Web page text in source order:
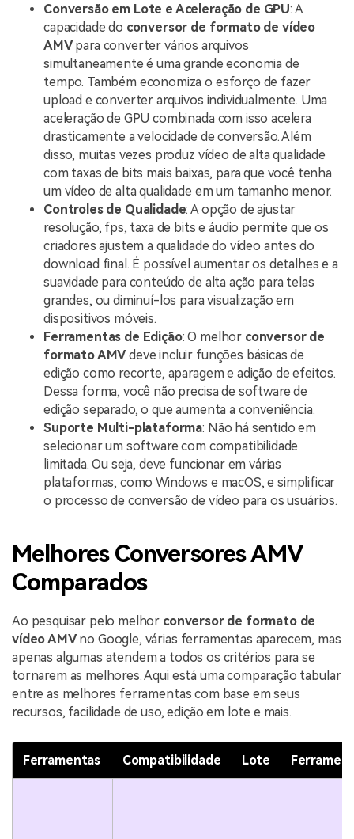
Conversão em Lote e Aceleração de GPU: A
capacidade do conversor de formato de vídeo
AMVpara converter vários arquivos
simultaneamente é uma grande economia de
tempo. Também economiza o esforço de fazer
upload e converter arquivos individualmente. Uma
aceleração de GPU combinada com isso acelera
drasticamente a velocidade de conversão. Além
disso, muitas vezes produz vídeo de alta qualidade
com taxas de bits mais baixas, para que você tenha
um vídeo de alta qualidade em um tamanho menor.
Controles de Qualidade: A opção de ajustar
resolução, fps, taxa de bits e áudio permite que os
criadores ajustem a qualidade do vídeo antes do
download final. É possível aumentar os detalhes e a
suavidade para conteúdo de alta ação para telas
grandes, ou diminuí-los para visualização em
dispositivos móveis.
Ferramentas de Edição: O melhor conversor de
formato AMVdeve incluir funções básicas de
edição como recorte, aparagem e adição de efeitos.
Dessa forma, você não precisa de software de
edição separado, o que aumenta a conveniência.
Suporte Multi-plataforma: Não há sentido em
selecionar um software com compatibilidade
limitada. Ou seja, deve funcionar em várias
plataformas, como Windows e macOS, e simplificar
o processo de conversão de vídeo para os usuários.
Melhores Conversores AMV
Comparados
Ao pesquisar pelo melhor conversor de formato de
vídeo AMVno Google, várias ferramentas aparecem, mas
apenas algumas atendem a todos os critérios para se
tornarem as melhores. Aqui está uma comparação tabular
entre as melhores ferramentas com base em seus
recursos, facilidade de uso, edição em lote e mais.
Ferramentas Compatibilidade Lote